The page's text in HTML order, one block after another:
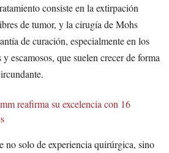
consiste en la extirpación
de tumor, y la cirugía de Mohs
de curación, especialmente en los
escamosos, que suelen crecer de forma
reafirma su excelencia con 16
no solo de experiencia quirúrgica, sino